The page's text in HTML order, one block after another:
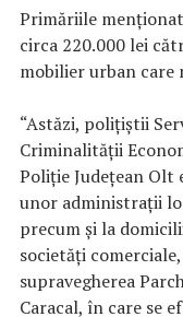
Primăriile
circa 220.000 lei
mobilier urban
“Astăzi, poliţiştii
Criminalităţii
Poliţie Judeţean Olt
unor administraţii
precum şi la
societăţi
supravegherea
Caracal, în care se